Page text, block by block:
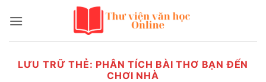
qua
LƯU TRỮ THẺ: PHÂN TÍCH BÀI THƠ BẠN ĐẾN
CHƠI NHÀ